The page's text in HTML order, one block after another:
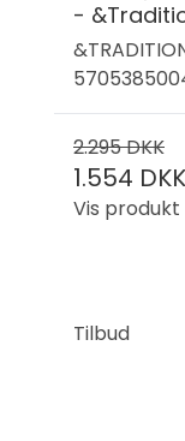
-
2.295 DKK
1.554 DKK
Vis produkt
Tilbud